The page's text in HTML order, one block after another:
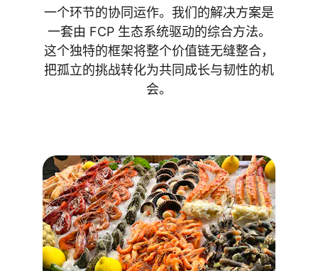
一个环节的协同运作。我们的解决方案是
一套由 FCP 生态系统驱动的综合方法。
这个独特的框架将整个价值链无缝整合，
把孤立的挑战转化为共同成长与韧性的机
会。